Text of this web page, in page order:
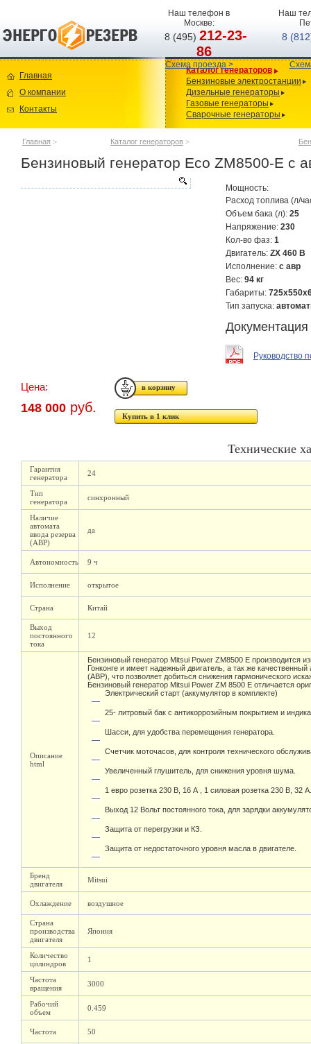
Наш телефон в
Москве:
8 (495)212-23-
86
Схема проезда >
Наш
8
Главная
О компании
Контакты
Каталог генераторов
Бензиновые электростанции
Дизельные генераторы
Газовые генераторы
Сварочные генераторы
Главная > Каталог генераторов >
Бензиновый генератор Eco ZM8500-E с
Мощность:
Расход топлива (л/
Объем бака (л): 25
Напряжение: 230
Кол-во фаз: 1
Двигатель: ZX 460 B
Исполнение: с авр
Вес: 94 кг
Габариты:
Тип запуска:
Документация
Руководство
Цена:
148 000 руб.
Купить в 1 клик
Технические
Гарантия
генератора
24
Тип
генератора
синхронный
Наличие
автомата
ввода резерва
(АВР)
да
Автономность 9 ч
Исполнение открытое
Страна Китай
Выход
постоянного
тока
12
Описание
html
Бензиновый генератор Mitsui Power ZM8500 E производится
Гонконге и имеет надежный двигатель, а так же
(АВР), что позволяет добиться снижения гармонического
Бензиновый генератор Mitsui Power ZM 8500 E отличается
Электрический старт (аккумулятор в комплекте)
25- литровый бак с антикоррозийным покрытием и
Шасси, для удобства перемещения генератора.
Счетчик моточасов, для контроля технического
Увеличенный глушитель, для снижения уровня шума.
1 евро розетка 230 В, 16 А , 1 силовая розетка 230 В, 32 А.
Выход 12 Вольт постоянного тока, для зарядки
Защита от перегрузки и КЗ.
Защита от недостаточного уровня масла в двигателе.
Бренд
двигателя
Mitsui
Охлаждение воздушное
Страна
производства
двигателя
Япония
Количество
цилиндров
1
Частота
вращения
3000
Рабочий
объем
0.459
Частота 50